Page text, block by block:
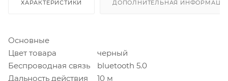
ХАРАКТЕРИСТИКИ ДОПОЛНИТЕЛЬНАЯ
Основные
Цвет товара
черный
Беспроводная связь
bluetooth 5.0
Дальность действия
10 м